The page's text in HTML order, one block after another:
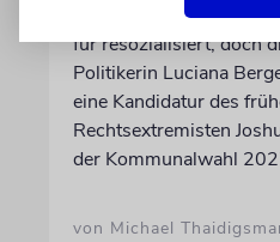
Die Chefin der
für resozialisiert, doch
Politikerin Luciana
eine Kandidatur des
Rechtsextremisten
der Kommunalwahl
von Michael